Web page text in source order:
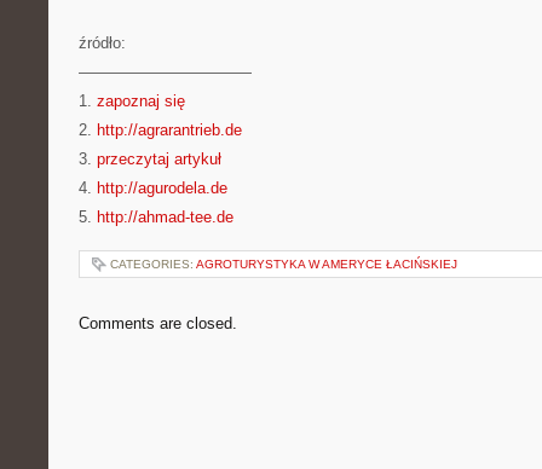
źródło:
———————————
1. zapoznaj się
2. http://agrarantrieb.de
3. przeczytaj artykuł
4. http://agurodela.de
5. http://ahmad-tee.de
CATEGORIES: AGROTURYSTYKA W AMERYCE ŁACIŃSKIEJ
Comments are closed.